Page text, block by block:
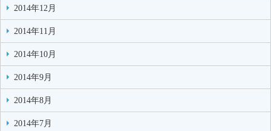
2014年12月
2014年11月
2014年10月
2014年9月
2014年8月
2014年7月